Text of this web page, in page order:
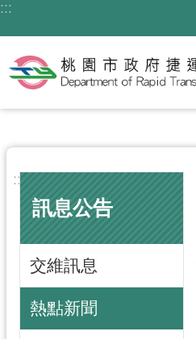
跳到主要內容區塊
:::
:::
訊息公告
交維訊息
熱點新聞